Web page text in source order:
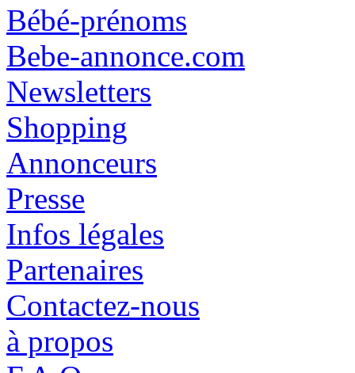
Bébé-prénoms
Bebe-annonce.com
Newsletters
Shopping
Annonceurs
Presse
Infos légales
Partenaires
Contactez-nous
à propos